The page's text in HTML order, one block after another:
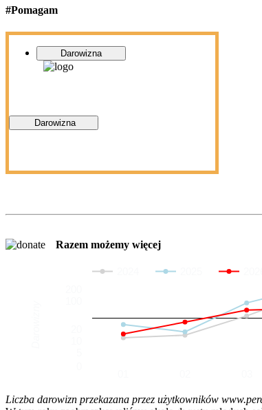
#Pomagam
Darowizna
Darowizna
Razem możemy więcej
Liczba darowizn przekazana przez użytkowników